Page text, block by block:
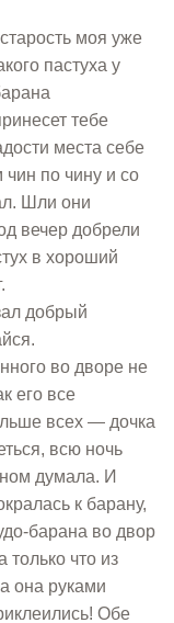
моя уже
пастуха у
тебе
места себе
по чину и со
Шли они
вечер добрели
в хороший
добрый
во дворе не
его все
всех — дочка
всю ночь
думала. И
к барану,
барана во двор
только что из
она руками
Обе